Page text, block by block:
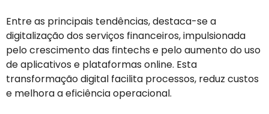
Entre as principais tendências, destaca-se a
digitalização dos serviços financeiros, impulsionada
pelo crescimento das fintechs e pelo aumento do uso
de aplicativos e plataformas online. Esta
transformação digital facilita processos, reduz custos
e melhora a eficiência operacional.